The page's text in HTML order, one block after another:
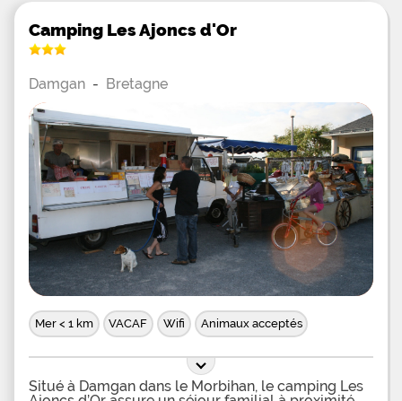
Camping Les Ajoncs d'Or
Damgan - Bretagne
Mer < 1 km VACAF Wifi Animaux acceptés
Situé à Damgan dans le Morbihan, le camping Les